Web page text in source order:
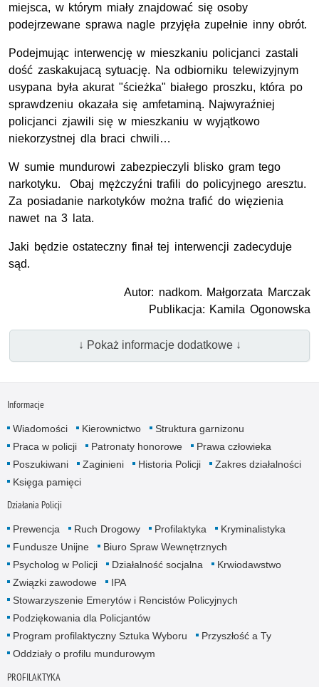
miejsca, w którym miały znajdować się osoby
podejrzewane sprawa nagle przyjęła zupełnie inny obrót.
Podejmując interwencję w mieszkaniu policjanci zastali
dość zaskakujacą sytuację. Na odbiorniku telewizyjnym
usypana była akurat "ścieżka" białego proszku, która po
sprawdzeniu okazała się amfetaminą. Najwyraźniej
policjanci zjawili się w mieszkaniu w wyjątkowo
niekorzystnej dla braci chwili…
W sumie mundurowi zabezpieczyli blisko gram tego
narkotyku. Obaj mężczyźni trafili do policyjnego aresztu.
Za posiadanie narkotyków można trafić do więzienia
nawet na 3 lata.
Jaki będzie ostateczny finał tej interwencji zadecyduje
sąd.
Autor: nadkom. Małgorzata Marczak
Publikacja: Kamila Ogonowska
↓ Pokaż informacje dodatkowe ↓
Informacje
Wiadomości Kierownictwo
Struktura garnizonu
Praca w policji
Patronaty honorowe
Prawa człowieka
Poszukiwani
Zaginieni Historia Policji
Zakres działalności
Księga pamięci
Działania Policji
Prewencja Ruch Drogowy Profilaktyka
Kryminalistyka
Fundusze Unijne
Biuro Spraw Wewnętrznych
Psycholog w Policji
Działalność socjalna
Krwiodawstwo
Związki zawodowe
IPA
Stowarzyszenie Emerytów i Rencistów Policyjnych
Podziękowania dla Policjantów
Program profilaktyczny Sztuka Wyboru
Przyszłość a Ty
Oddziały o profilu mundurowym
PROFILAKTYKA